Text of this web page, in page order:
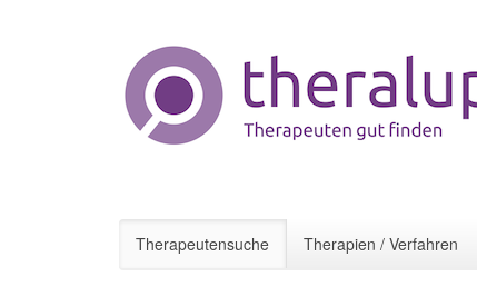
Therapeutensuche Therapien / Verfahren